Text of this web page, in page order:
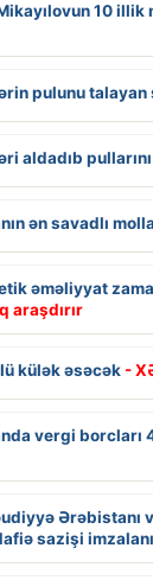
10 illik
pulunu talayan
aldadıb pullarını
ən savadlı
əməliyyat
araşdırır
külək əsəcək -
vergi borcları
Ərəbistanı
sazişi